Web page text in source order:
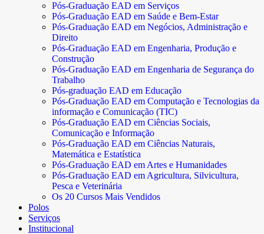
Pós-Graduação EAD em Serviços
Pós-Graduação EAD em Saúde e Bem-Estar
Pós-Graduação EAD em Negócios, Administração e
Direito
Pós-Graduação EAD em Engenharia, Produção e
Construção
Pós-Graduação EAD em Engenharia de Segurança do
Trabalho
Pós-graduação EAD em Educação
Pós-Graduação EAD em Computação e Tecnologias da
informação e Comunicação (TIC)
Pós-Graduação EAD em Ciências Sociais,
Comunicação e Informação
Pós-Graduação EAD em Ciências Naturais,
Matemática e Estatística
Pós-Graduação EAD em Artes e Humanidades
Pós-Graduação EAD em Agricultura, Silvicultura,
Pesca e Veterinária
Os 20 Cursos Mais Vendidos
Polos
Serviços
Institucional